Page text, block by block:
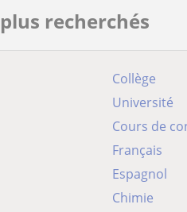
recherchés
Collège
Université
Cours de
Français
Espagnol
Chimie